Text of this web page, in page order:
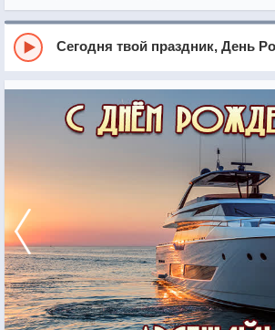
Сегодня твой праздник, День